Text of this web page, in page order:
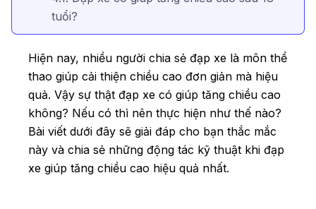
tuổi?
cao?
4.3. Có những mẹo nào khác để giúp tăng
chiều cao không?
4.4. Bổ sung vitamin nào giúp tăng chiều
cao?
Hiện nay, nhiều người chia sẻ đạp xe là môn thể
thao giúp cải thiện chiều cao đơn giản mà hiệu
quả. Vậy sự thật đạp xe có giúp tăng chiều cao
không? Nếu có thì nên thực hiện như thế nào?
Bài viết dưới đây sẽ giải đáp cho bạn thắc mắc
này và chia sẻ những động tác kỹ thuật khi đạp
xe giúp tăng chiều cao hiệu quả nhất.